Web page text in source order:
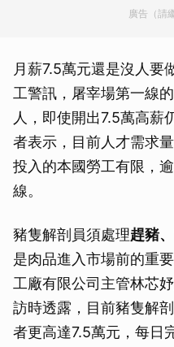
廣告（請
月薪7.5萬元還是沒人要
工警訊，屠宰場第一線
人，即使開出7.5萬高薪
者表示，目前人才需求
投入的本國勞工有限，
線。
豬隻解剖員須處理趕豬
是肉品進入市場前的重
工廠有限公司主管林芯
訪時透露，目前豬隻解
者更高達7.5萬元，每日